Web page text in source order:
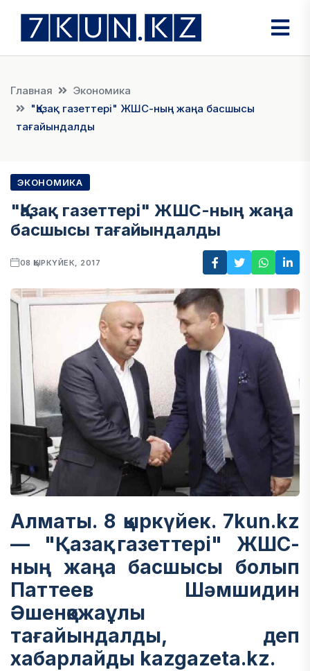
Главная
Экономика
"Қазақ газеттері" ЖШС-ның жаңа басшысы
тағайындалды
ЭКОНОМИКА
"Қазақ газеттері" ЖШС-ның жаңа
басшысы тағайындалды
08 ҚЫРКҮЙЕК, 2017
Алматы. 8 қыркүйек. 7kun.kz
— "Қазақ газеттері" ЖШС-
ның жаңа басшысы болып
Паттеев Шәмшидин
Әшенқожаұлы
тағайындалды, деп
хабарлайды kazgazeta.kz.